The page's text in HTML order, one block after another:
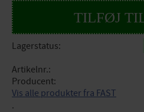
Lagerstatus
Artikelnr.
Producent
Vis alle produkter fra FAST
.